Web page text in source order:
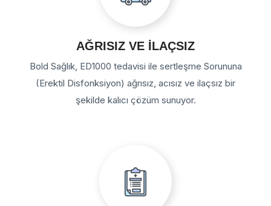
AĞRISIZ VE İLAÇSIZ
Bold Sağlık, ED1000 tedavisi ile sertleşme Sorununa
(Erektil Disfonksiyon) ağrısız, acısız ve ilaçsız bir
şekilde kalıcı çözüm sunuyor.